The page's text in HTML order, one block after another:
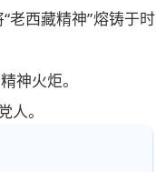
老西藏精神”熔铸于时
神火炬。
。